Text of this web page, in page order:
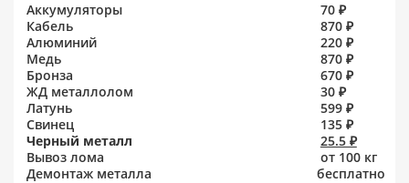
Аккумуляторы
70 ₽
Кабель
870 ₽
Алюминий
220 ₽
Медь
870 ₽
Бронза
670 ₽
ЖД металлолом
30 ₽
Латунь
599 ₽
Свинец
135 ₽
Черный металл
25.5 ₽
Вывоз лома
от 100 кг
Демонтаж металла
бесплатно